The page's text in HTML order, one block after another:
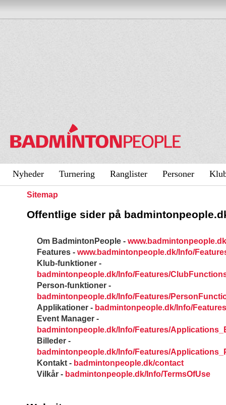
Nyheder Turnering Ranglister Personer
Sitemap
Offentlige sider på
Om BadmintonPeople -
Features - www.badmintonpeople.dk/Info/
Klub-funktioner -
badmintonpeople.dk/Info/Features/
Person-funktioner -
badmintonpeople.dk/Info/Features/
Applikationer - badmintonpeople.dk/Info/
Event Manager -
badmintonpeople.dk/Info/Features/
Billeder -
badmintonpeople.dk/Info/Features/
Kontakt - badmintonpeople.dk/contact
Vilkår - badmintonpeople.dk/Info/TermsOfUse